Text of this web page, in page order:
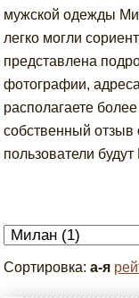
мужской одежды
легко могли
представлена
фотографии,
располагаете
собственный
пользователи
Сортировка:а-я